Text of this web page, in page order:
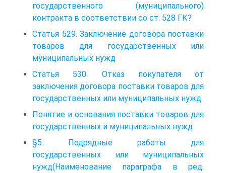
государственного (муниципального)
контракта в соответствии со ст. 528 ГК?
Статья 529. Заключение договора поставки
товаров для государственных или
муниципальных нужд
Статья 530. Отказ покупателя от
заключения договора поставки товаров для
государственных или муниципальных нужд
Понятие и основания поставки товаров для
государственных и муниципальных нужд
§5. Подрядные работы для
государственных или муниципальных
нужд(Наименование параграфа в ред.